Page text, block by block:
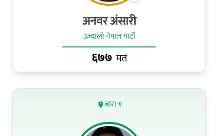
अनवर अंसारी
उज्यालो नेपाल पार्टी
६७७ मत
बारा-१